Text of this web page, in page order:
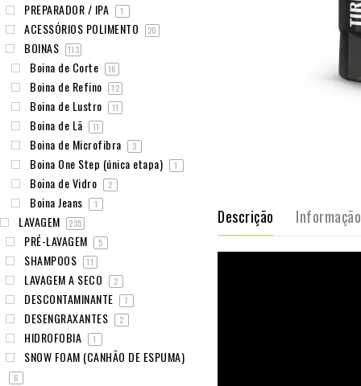
Descrição
PREPARADOR / IPA 1
ACESSÓRIOS POLIMENTO 20
BOINAS 113
Boina de Corte 16
Boina de Refino 12
Boina de Lustro 11
Boina de Lã 11
Boina de Microfibra 3
Boina One Step (única etapa) 1
Boina de Vidro 2
Boina Jeans 1
LAVAGEM 235
PRÉ-LAVAGEM 5
SHAMPOOS 11
LAVAGEM A SECO 2
DESCONTAMINANTE 7
DESENGRAXANTES 2
HIDROFOBIA 1
SNOW FOAM (CANHÃO DE ESPUMA)
6